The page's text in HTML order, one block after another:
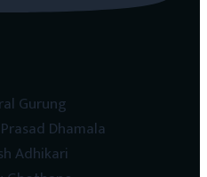
Gurung
Dhamala
Adhikari